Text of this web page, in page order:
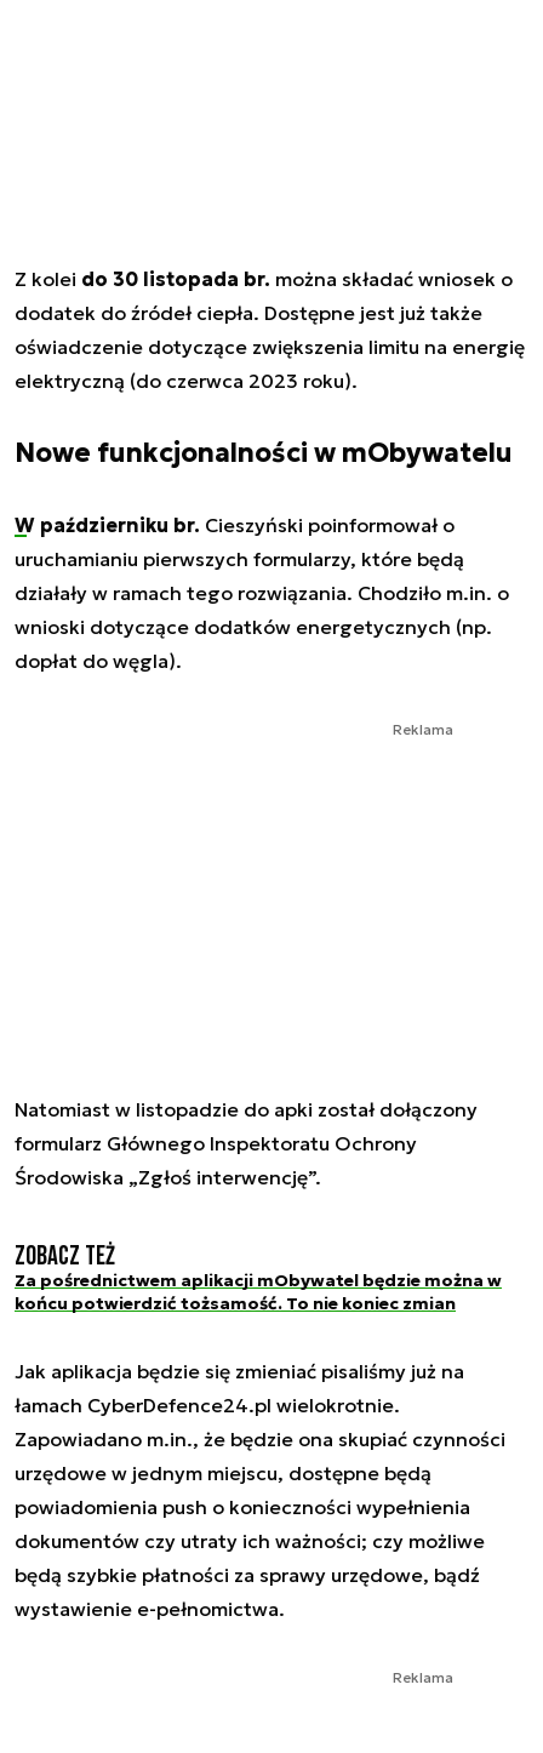
Z kolei do 30 listopada br. można składać wniosek o
dodatek do źródeł ciepła. Dostępne jest już także
oświadczenie dotyczące zwiększenia limitu na energię
elektryczną (do czerwca 2023 roku).
Nowe funkcjonalności w mObywatelu
W październiku br. Cieszyński poinformował o
uruchamianiu pierwszych formularzy, które będą
działały w ramach tego rozwiązania. Chodziło m.in. o
wnioski dotyczące dodatków energetycznych (np.
dopłat do węgla).
Reklama
Natomiast w listopadzie do apki został dołączony
formularz Głównego Inspektoratu Ochrony
Środowiska „Zgłoś interwencję”.
Zobacz też
Za pośrednictwem aplikacji mObywatel będzie można w
końcu potwierdzić tożsamość. To nie koniec zmian
Jak aplikacja będzie się zmieniać pisaliśmy już na
łamach CyberDefence24.pl wielokrotnie.
Zapowiadano m.in., że będzie ona skupiać czynności
urzędowe w jednym miejscu, dostępne będą
powiadomienia push o konieczności wypełnienia
dokumentów czy utraty ich ważności; czy możliwe
będą szybkie płatności za sprawy urzędowe, bądź
wystawienie e-pełnomictwa.
Reklama